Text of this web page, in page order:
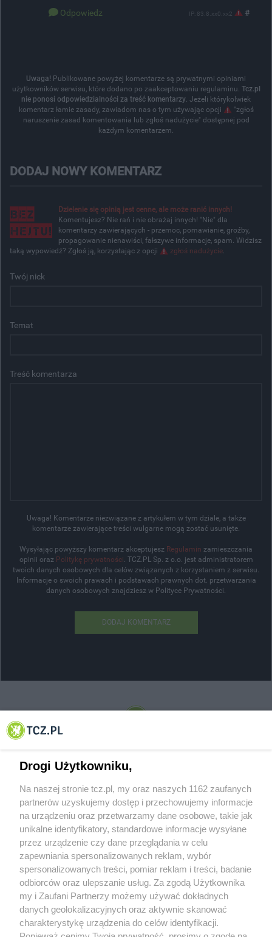
Odpowiedz IP: 83.8.xx0.xx2 #
Uwaga! Publikowane powyżej komentarze są prywatnymi opiniami
użytkowników serwisu, które dodano po zaakceptowaniu regulaminu. Tcz.pl
nie ponosi odpowiedzialności za treść komentarzy. Jeżeli którykolwiek
komentarz łamie zasady, zawiadom nas o tym używając opcji
"zgłoś
naruszenie zasad komentowania lub zgłoś nadużycie" dostępnej pod
każdym komentarzem.
DODAJ NOWY KOMENTARZ
Dzielenie się opinią jest cenne, ale może ranić innych!
Komentujesz? Nie rań i nie obrażaj innych! "Nie" dla
komentarzy zawierających - przemoc, pomawianie, groźby,
propagowanie nienawiści, fałszywe informacje, spam. Widzisz
taką wypowiedź? Zgłoś ją, korzystając z opcji
zgłoś nadużycie.
Twój nick
Temat
Treść komentarza
Uwaga! Komentarze niezwiązane z artykułem w tym dziale, a także
komentarze zawierające treści wulgarne mogą zostać usunięte.
Wysyłając powyższy komentarz akceptujesz Regulamin zamieszczania
opinii oraz Politykę prywatności. TCZ.PL Sp. z o.o. jest administratorem
twoich danych osobowych dla celów związanych z korzystaniem z serwisu.
Informacje o swoich prawach i podstawach prawnych dot. przetwarzania
danych osobowych znajdziesz w Polityce Prywatności.
DODAJ KOMENTARZ
© 2001-2026 Tczew - TCZ.PL Sp. z o.o. Internetowy Serwis Informacyjny Miasta
O FIRMIE POLITYKA PRYWATNOŚCI HOSTING
REKLAMA WSPÓŁPRACA RSS FACEBOOK KONTAKT
Nasze serwisy
Aktualności Muzyka i kultura
Drogi Użytkowniku,
Na naszej stronie tcz.pl, my oraz naszych 1162 zaufanych
partnerów uzyskujemy dostęp i przechowujemy informacje
na urządzeniu oraz przetwarzamy dane osobowe, takie jak
unikalne identyfikatory, standardowe informacje wysyłane
przez urządzenie czy dane przeglądania w celu
zapewniania spersonalizowanych reklam, wybór
spersonalizowanych treści, pomiar reklam i treści, badanie
odbiorców oraz ulepszanie usług. Za zgodą Użytkownika
my i Zaufani Partnerzy możemy używać dokładnych
danych geolokalizacyjnych oraz aktywnie skanować
charakterystykę urządzenia do celów identyfikacji.